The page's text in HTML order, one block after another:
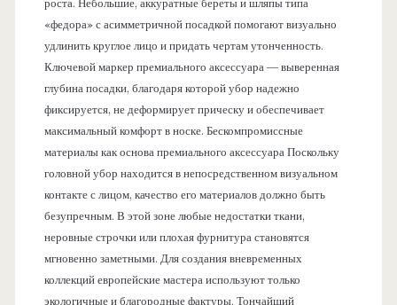
роста. Небольшие, аккуратные береты и шляпы типа
«федора» с асимметричной посадкой помогают визуально
удлинить круглое лицо и придать чертам утонченность.
Ключевой маркер премиального аксессуара — выверенная
глубина посадки, благодаря которой убор надежно
фиксируется, не деформирует прическу и обеспечивает
максимальный комфорт в носке. Бескомпромиссные
материалы как основа премиального аксессуара Поскольку
головной убор находится в непосредственном визуальном
контакте с лицом, качество его материалов должно быть
безупречным. В этой зоне любые недостатки ткани,
неровные строчки или плохая фурнитура становятся
мгновенно заметными. Для создания вневременных
коллекций европейские мастера используют только
экологичные и благородные фактуры. Тончайший